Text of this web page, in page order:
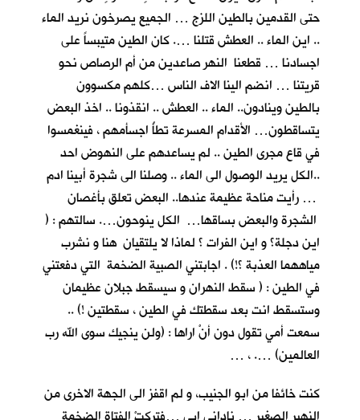
حتى القدمين بالطين اللزج … الجميع يصرخون نريد الماء
.. اين الماء .. العطش قتلنا …. كان الطين متيبساً على
اجسادنا … قطعنا النهر صاعدين من أم الرصاص نحو
قريتنا … انضم الينا الاف الناس …كلهم مكسوون
بالطين وينادون.. الماء .. العطش .. انقذونا .. اخذ البعض
يتساقطون… الأقدام المسرعة تطأُ اجسأمهم ، فينغمسوا
في قاع مجرى الطين .. لم يساعدهم على النهوض احد
..الكل يريد الوصول الى الماء .. وصلنا الى شجرة أبينا ادم
… رأيت مناحة عظيمة عندها.. البعض تعلق بأغصان
الشجرة والبعض بساقها… الكل ينوحون…. سالتهم : (
اين دجلة؟ و اين الفرات ؟ لماذا لا يلتقيان هنا و نشرب
مياههما العذبة ؟!) . اجابتني الصبية الضخمة التي دفعتني
في الطين : ( سقط النهران و سيسقط جبلان عظيمان
وستسقط انت بعد سقطتك في الطين ، سقطتين !) ..
سمعت أمي تقول دون أنْ اراها : (ولن ينجيك سوى الله رب
العالمين) …. ، …
كنت خائفا من ابو الجنيب، و لم اقفز الى الجهة الاخرى من